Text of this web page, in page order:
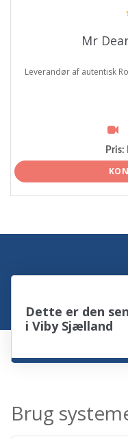
Mr
Leverandør af autentisk
Pris:
Dette er den
i Viby Sjælland
Brug